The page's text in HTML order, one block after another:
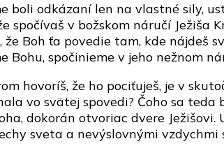
boli odkázaní len na vlastné sily,
spočívaš v božskom náručí
Boh ťa povedie tam, kde nájdeš
Bohu, spočinieme v jeho nežnom
hovoríš, že ho pociťuješ, je v
vo svätej spovedi? Čoho sa
dokorán otvoriac dvere
sveta a nevýslovnými